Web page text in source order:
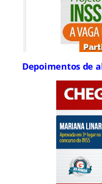
Depoimentos de